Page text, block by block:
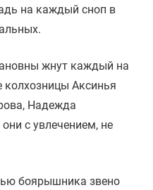
на каждый сноп в
жнут каждый на
колхозницы Аксинья
Надежда
с увлечением, не
боярышника звено